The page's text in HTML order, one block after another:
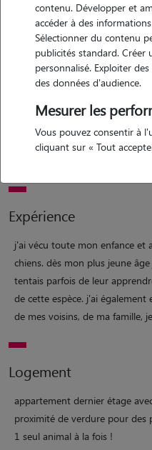
Motivation
bonjour! je m'appelle
pour les animaux. j'ai grandi
chiens. je serai ravie de
animal ou de vos animaux, les
sûr ouverte à d'autres divers
Expérience
j'ai vécu toute mon enfance et
chiens. dès mon plus jeune
tentais parfois de leur
de cette espèce. j'ai
de mes voisins, de ma famille,
Logement
appartement dernier étage
proximité de verdure pour des
1 seul animal à la fois !
contenu. Développer et
accéder à des
Sélectionner du contenu
publicités standard.
personnalisé. Exploiter
des données d'audience.
Mesurer les
Vous pouvez consentir à
cliquant sur « Tout